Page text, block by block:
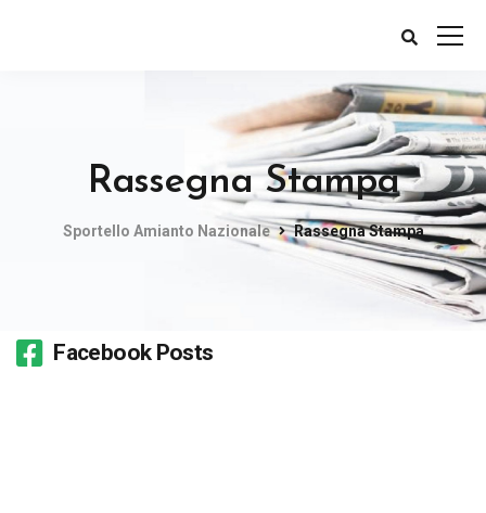
Rassegna Stampa
Sportello Amianto Nazionale Rassegna Stampa
Facebook Posts